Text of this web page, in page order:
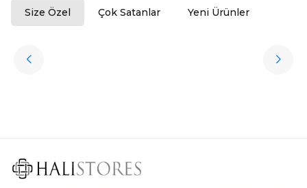
Size Özel Çok Satanlar Yeni Ürünler
Favorilere Ekle
Halıstores
3.909,80